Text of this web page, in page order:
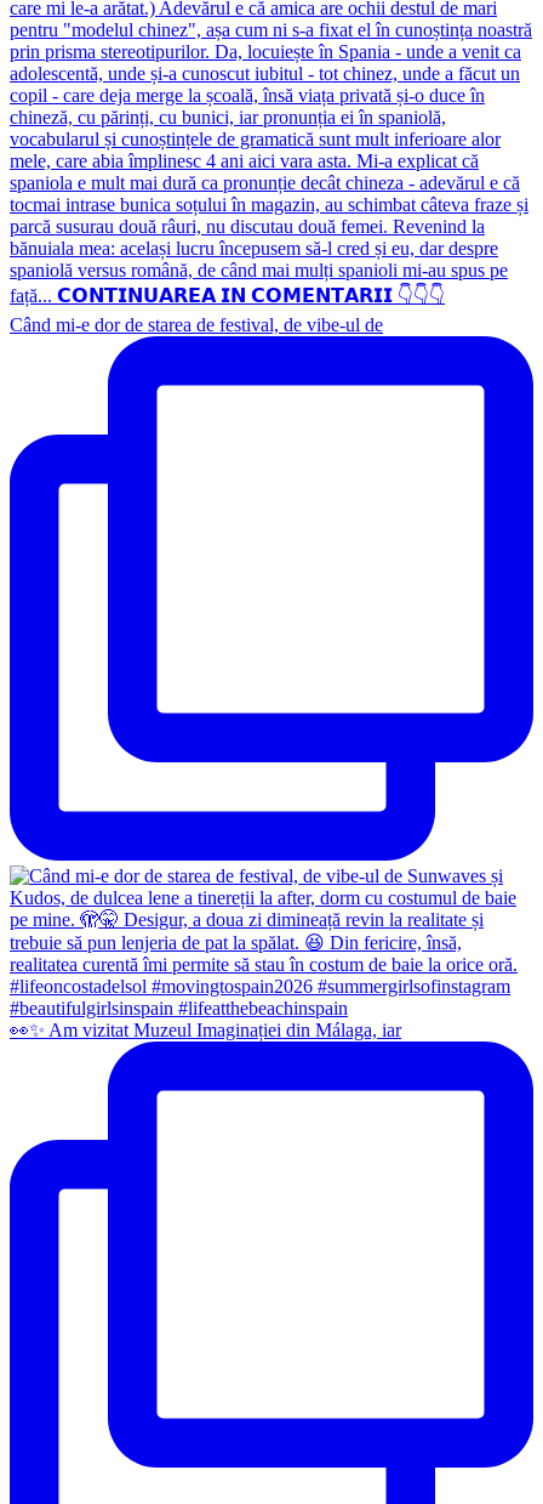
Când mi-e dor de starea de festival, de vibe-ul de
👀✨️ Am vizitat Muzeul Imaginației din Málaga, iar